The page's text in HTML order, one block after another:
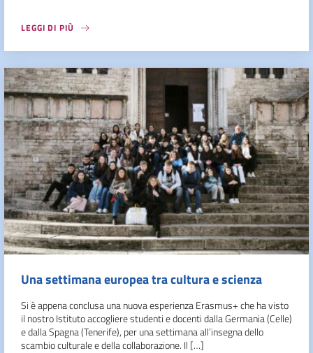
LEGGI DI PIÙ
Una settimana europea tra cultura e scienza
Si è appena conclusa una nuova esperienza Erasmus+ che ha visto
il nostro Istituto accogliere studenti e docenti dalla Germania (Celle)
e dalla Spagna (Tenerife), per una settimana all’insegna dello
scambio culturale e della collaborazione. Il […]